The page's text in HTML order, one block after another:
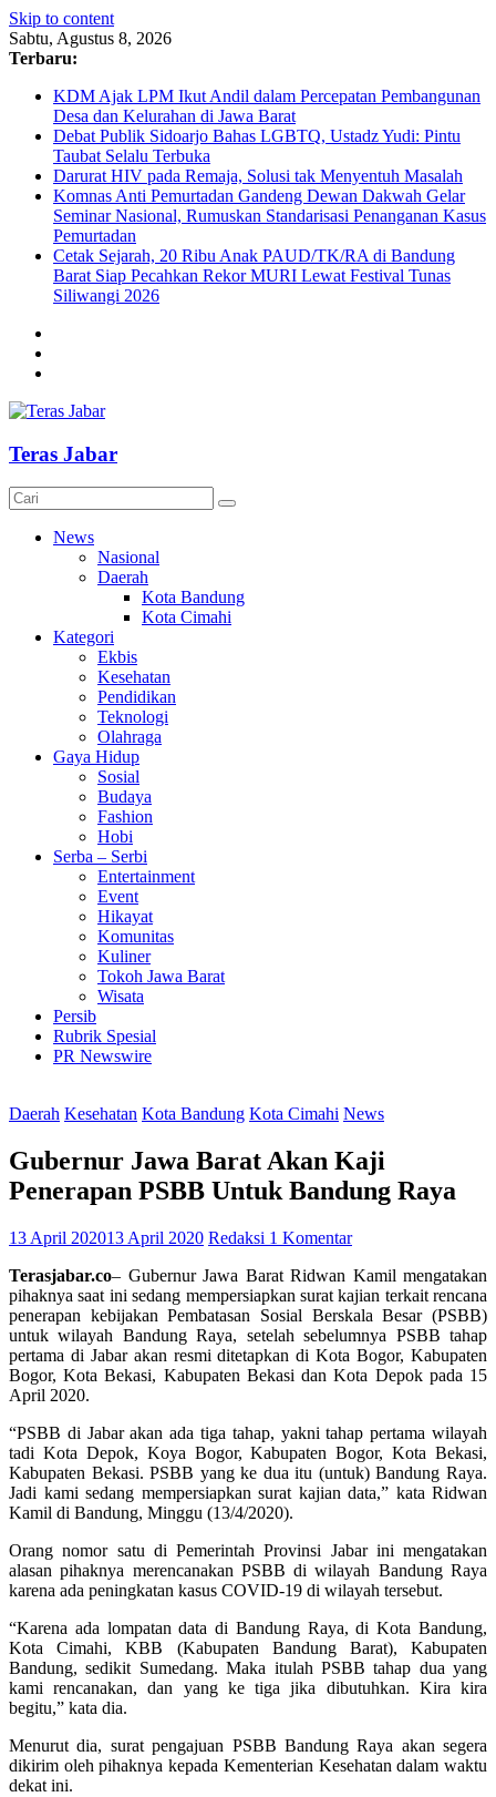
Skip to content
Sabtu, Agustus 8, 2026
Terbaru:
KDM Ajak LPM Ikut Andil dalam Percepatan Pembangunan
Desa dan Kelurahan di Jawa Barat
Debat Publik Sidoarjo Bahas LGBTQ, Ustadz Yudi: Pintu
Taubat Selalu Terbuka
Darurat HIV pada Remaja, Solusi tak Menyentuh Masalah
Komnas Anti Pemurtadan Gandeng Dewan Dakwah Gelar
Seminar Nasional, Rumuskan Standarisasi Penanganan Kasus
Pemurtadan
Cetak Sejarah, 20 Ribu Anak PAUD/TK/RA di Bandung
Barat Siap Pecahkan Rekor MURI Lewat Festival Tunas
Siliwangi 2026
Teras Jabar
News
Nasional
Daerah
Kota Bandung
Kota Cimahi
Kategori
Ekbis
Kesehatan
Pendidikan
Teknologi
Olahraga
Gaya Hidup
Sosial
Budaya
Fashion
Hobi
Serba – Serbi
Entertainment
Event
Hikayat
Komunitas
Kuliner
Tokoh Jawa Barat
Wisata
Persib
Rubrik Spesial
PR Newswire
Daerah Kesehatan Kota Bandung Kota Cimahi News
Gubernur Jawa Barat Akan Kaji
Penerapan PSBB Untuk Bandung Raya
13 April 202013 April 2020 Redaksi 1 Komentar
Terasjabar.co– Gubernur Jawa Barat Ridwan Kamil mengatakan
pihaknya saat ini sedang mempersiapkan surat kajian terkait rencana
penerapan kebijakan Pembatasan Sosial Berskala Besar (PSBB)
untuk wilayah Bandung Raya, setelah sebelumnya PSBB tahap
pertama di Jabar akan resmi ditetapkan di Kota Bogor, Kabupaten
Bogor, Kota Bekasi, Kabupaten Bekasi dan Kota Depok pada 15
April 2020.
“PSBB di Jabar akan ada tiga tahap, yakni tahap pertama wilayah
tadi Kota Depok, Koya Bogor, Kabupaten Bogor, Kota Bekasi,
Kabupaten Bekasi. PSBB yang ke dua itu (untuk) Bandung Raya.
Jadi kami sedang mempersiapkan surat kajian data,” kata Ridwan
Kamil di Bandung, Minggu (13/4/2020).
Orang nomor satu di Pemerintah Provinsi Jabar ini mengatakan
alasan pihaknya merencanakan PSBB di wilayah Bandung Raya
karena ada peningkatan kasus COVID-19 di wilayah tersebut.
“Karena ada lompatan data di Bandung Raya, di Kota Bandung,
Kota Cimahi, KBB (Kabupaten Bandung Barat), Kabupaten
Bandung, sedikit Sumedang. Maka itulah PSBB tahap dua yang
kami rencanakan, dan yang ke tiga jika dibutuhkan. Kira kira
begitu,” kata dia.
Menurut dia, surat pengajuan PSBB Bandung Raya akan segera
dikirim oleh pihaknya kepada Kementerian Kesehatan dalam waktu
dekat ini.